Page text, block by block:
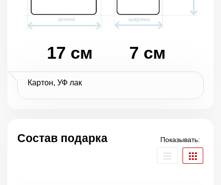
17 см 7 см
Картон, УФ лак
Состав подарка Показывать: